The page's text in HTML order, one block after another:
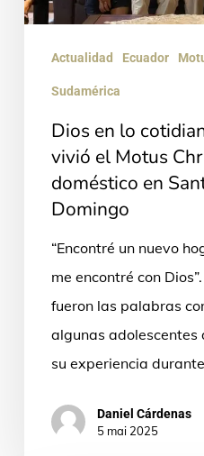
se
Motus
Christi
doméstico
Santo
Domingo
Actualidad Ecuador
Sudamérica
Dios en lo
vivió el Motus
doméstico en
Domingo
“Encontré un nuevo
me encontré con
fueron las palabras
algunas adolescentes
su experiencia
Daniel Cárdenas
5 mai 2025